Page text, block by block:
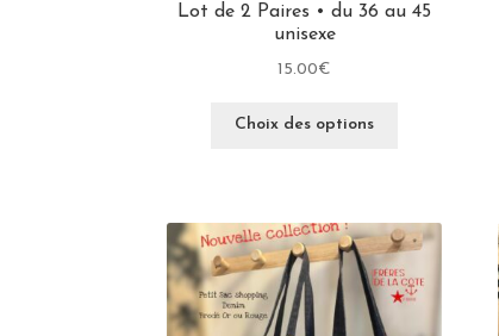
Lot de 2 Paires • du 36 au 45
unisexe
15.00€
Choix des options